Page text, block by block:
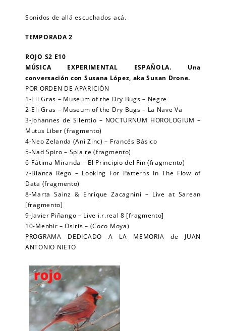
Sonidos de allá escuchados acá.
TEMPORADA 2
ROJO S2 E10
MÚSICA EXPERIMENTAL ESPAÑOLA. Una
conversación con Susana López, aka Susan Drone.
POR ORDEN DE APARICIÓN
1-Eli Gras – Museum of the Dry Bugs – Negre
2-Eli Gras – Museum of the Dry Bugs – La Nave Va
3-Johannes de Silentio – NOCTURNUM HOROLOGIUM –
Mutus Liber (fragmento)
4-Neo Zelanda (Ani Zinc) – Francés Básico
5-Nad Spiro – Spiaire (fragmento)
6-Fátima Miranda – El Principio del Fin (fragmento)
7-Blanca Rego – Looking For Patterns In The Flow of
Data (fragmento)
8-Marta Sainz & Enrique Zacagnini – Live at Sarean
[fragmento]
9-Javier Piñango – Live i.r.real 8 [fragmento]
10-Menhir – Osiris – (Coco Moya)
PROGRAMA DEDICADO A LA MEMORIA de JUAN
ANTONIO NIETO